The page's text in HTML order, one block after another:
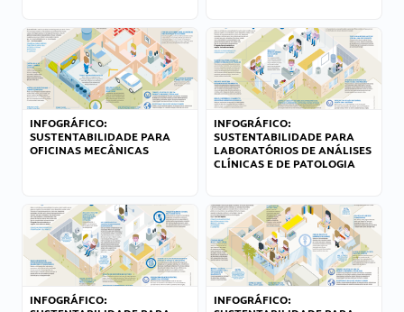
INFOGRÁFICO:
SUSTENTABILIDADE PARA
OFICINAS MECÂNICAS
INFOGRÁFICO:
SUSTENTABILIDADE PARA
LABORATÓRIOS DE ANÁLISES
CLÍNICAS E DE PATOLOGIA
INFOGRÁFICO:
INFOGRÁFICO: